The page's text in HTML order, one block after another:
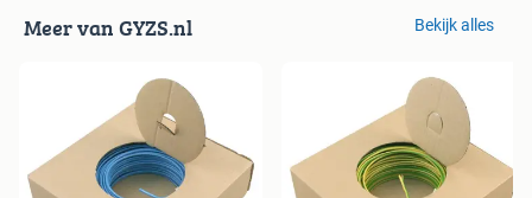
Meer van GYZS.nl Bekijk alles